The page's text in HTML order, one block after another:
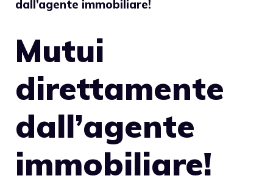
dall’agente immobiliare!
Mutui
direttamente
dall’agente
immobiliare!